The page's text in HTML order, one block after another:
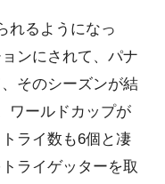
れるようになっ
ンにされて、パナ
そのシーズンが結
ワールドカップが
ライ数も6個と凄
ライゲッターを取